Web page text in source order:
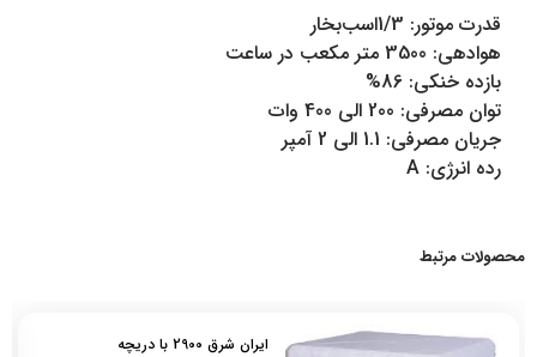
قدرت موتور: 1/3اسب‌بخار
هوادهی: 3500 متر مکعب در ساعت
بازده خنکی: 86%
توان مصرفی: 200 الی 400 وات
جریان مصرفی: 1.1 الی 2 آمپر
رده انرژی: A
محصولات مرتبط
ایران شرق 2900 با دریچه